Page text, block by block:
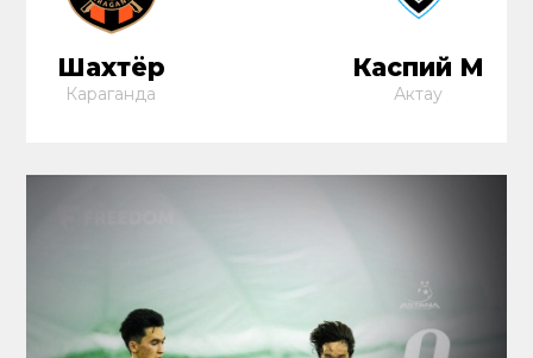
Шахтёр
Караганда
Каспий М
Актау